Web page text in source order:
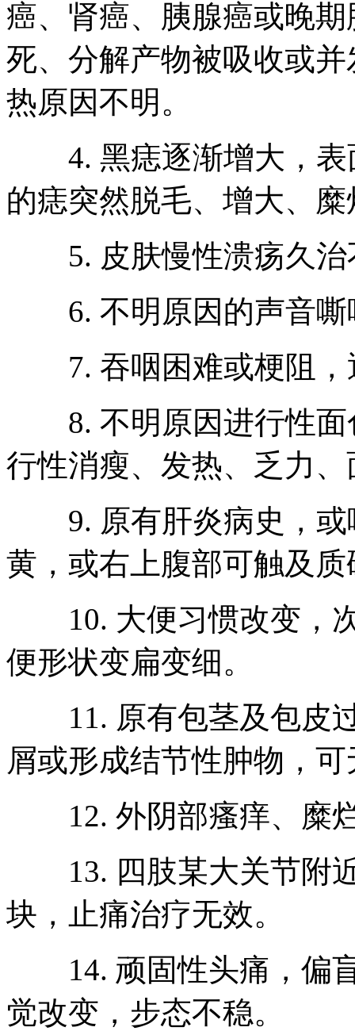
癌、肾癌、胰腺癌或晚
死、分解产物被吸收或
热原因不明。
4. 黑痣逐渐增大，表
的痣突然脱毛、增大、糜
5. 皮肤慢性溃疡久治
6. 不明原因的声音嘶
7. 吞咽困难或梗阻，
8. 不明原因进行性面
行性消瘦、发热、乏力
9. 原有肝炎病史，或
黄，或右上腹部可触及
10. 大便习惯改变，次
便形状变扁变细。
11. 原有包茎及包皮过
屑或形成结节性肿物，
12. 外阴部瘙痒、糜烂
13. 四肢某大关节附近
块，止痛治疗无效。
14. 顽固性头痛，偏盲
觉改变，步态不稳。